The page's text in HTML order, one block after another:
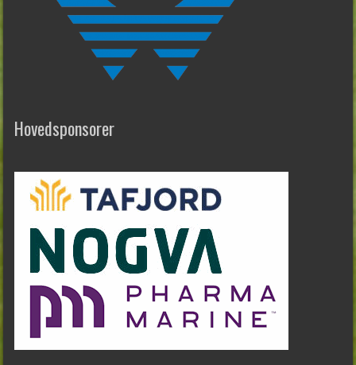
Hovedsponsorer